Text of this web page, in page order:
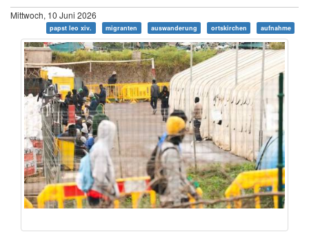
Mittwoch, 10 Juni 2026
papst leo xiv. migranten auswanderung ortskirchen aufnahme